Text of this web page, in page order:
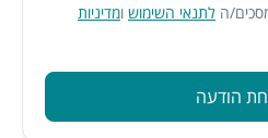
ה לתנאי השימוש ומדיניות
הודעה